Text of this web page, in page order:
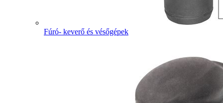
Fúró- keverő és vésőgépek